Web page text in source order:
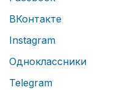
ВКонтакте
Instagram
Одноклассники
Telegram